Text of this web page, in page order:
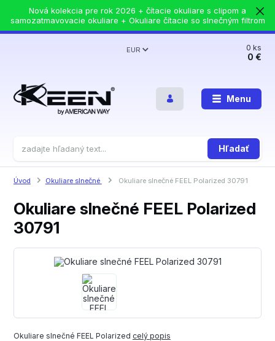
Nová kolekcia pre rok 2026 + čítacie okuliare s clipom a
samozatmavovacie okuliare + Okuliare čítacie so slnečným filtrom
Menu
EUR
Hľadať
0ks
0 €
Úvod Okuliare slnečné Okuliare slnečné FEEL Polarized 30791
Okuliare slnečné FEEL Polarized
30791
Okuliare slnečné FEEL Polarized celý popis